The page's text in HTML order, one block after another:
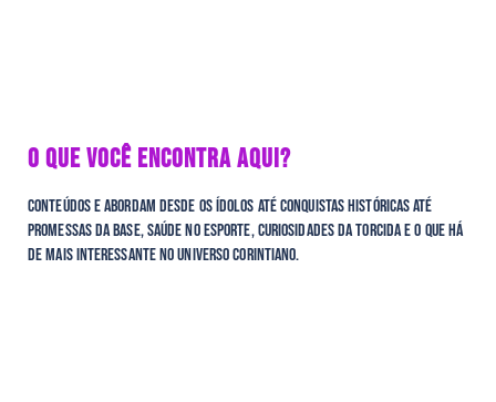
O QUE VOCÊ ENCONTRA AQUI?
Conteúdos e abordam desde os ídolos até conquistas históricas até
promessas da base, saúde no esporte, curiosidades da torcida e o que há
de mais interessante no universo corintiano.